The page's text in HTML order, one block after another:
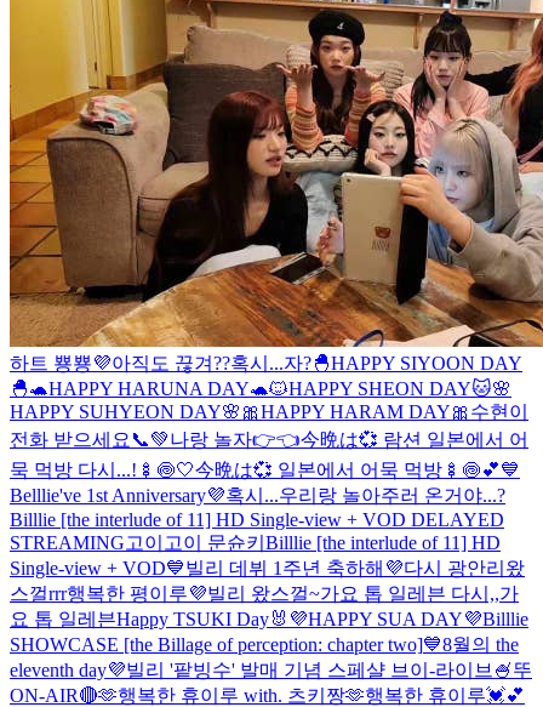
하트 뿅뿅💜아직도 끊겨??혹시...자?🐣HAPPY SIYOON DAY
🐣🐢HAPPY HARUNA DAY🐢🐱HAPPY SHEON DAY🐱🌸
HAPPY SUHYEON DAY🌸 🎀HAPPY HARAM DAY🎀 수현이
전화 받으세요📞💚나랑 놀자👉👈今晩は💞 람션 일본에서 어
묵 먹방 다시...!🍢🍥🤍今晩は💞 일본에서 어묵 먹방🍢🍥💕💙
Belllie've 1st Anniversary💜혹시...우리랑 놀아주러 온거야...?
Billlie [the interlude of 11] HD Single-view + VOD DELAYED
STREAMING고이고이 문슌키 Billlie [the interlude of 11] HD
Single-view + VOD💙빌리 데뷔 1주년 축하해💜다시 광안리왔
스껄rrr행복한 평이루💜빌리 왔스껄~가요 톱 일레븐 다시,,가
요 톱 일레븐Happy TSUKI Day🐰 💜HAPPY SUA DAY💜Billlie
SHOWCASE [the Billage of perception: chapter two]💙8월의 the
eleventh day💜빌리 '팥빙수' 발매 기념 스페샬 브이-라이브🍧뚜
ON-AIR🔴🫶행복한 휴이루 with. 츠키짱🫶행복한 휴이루💓💕